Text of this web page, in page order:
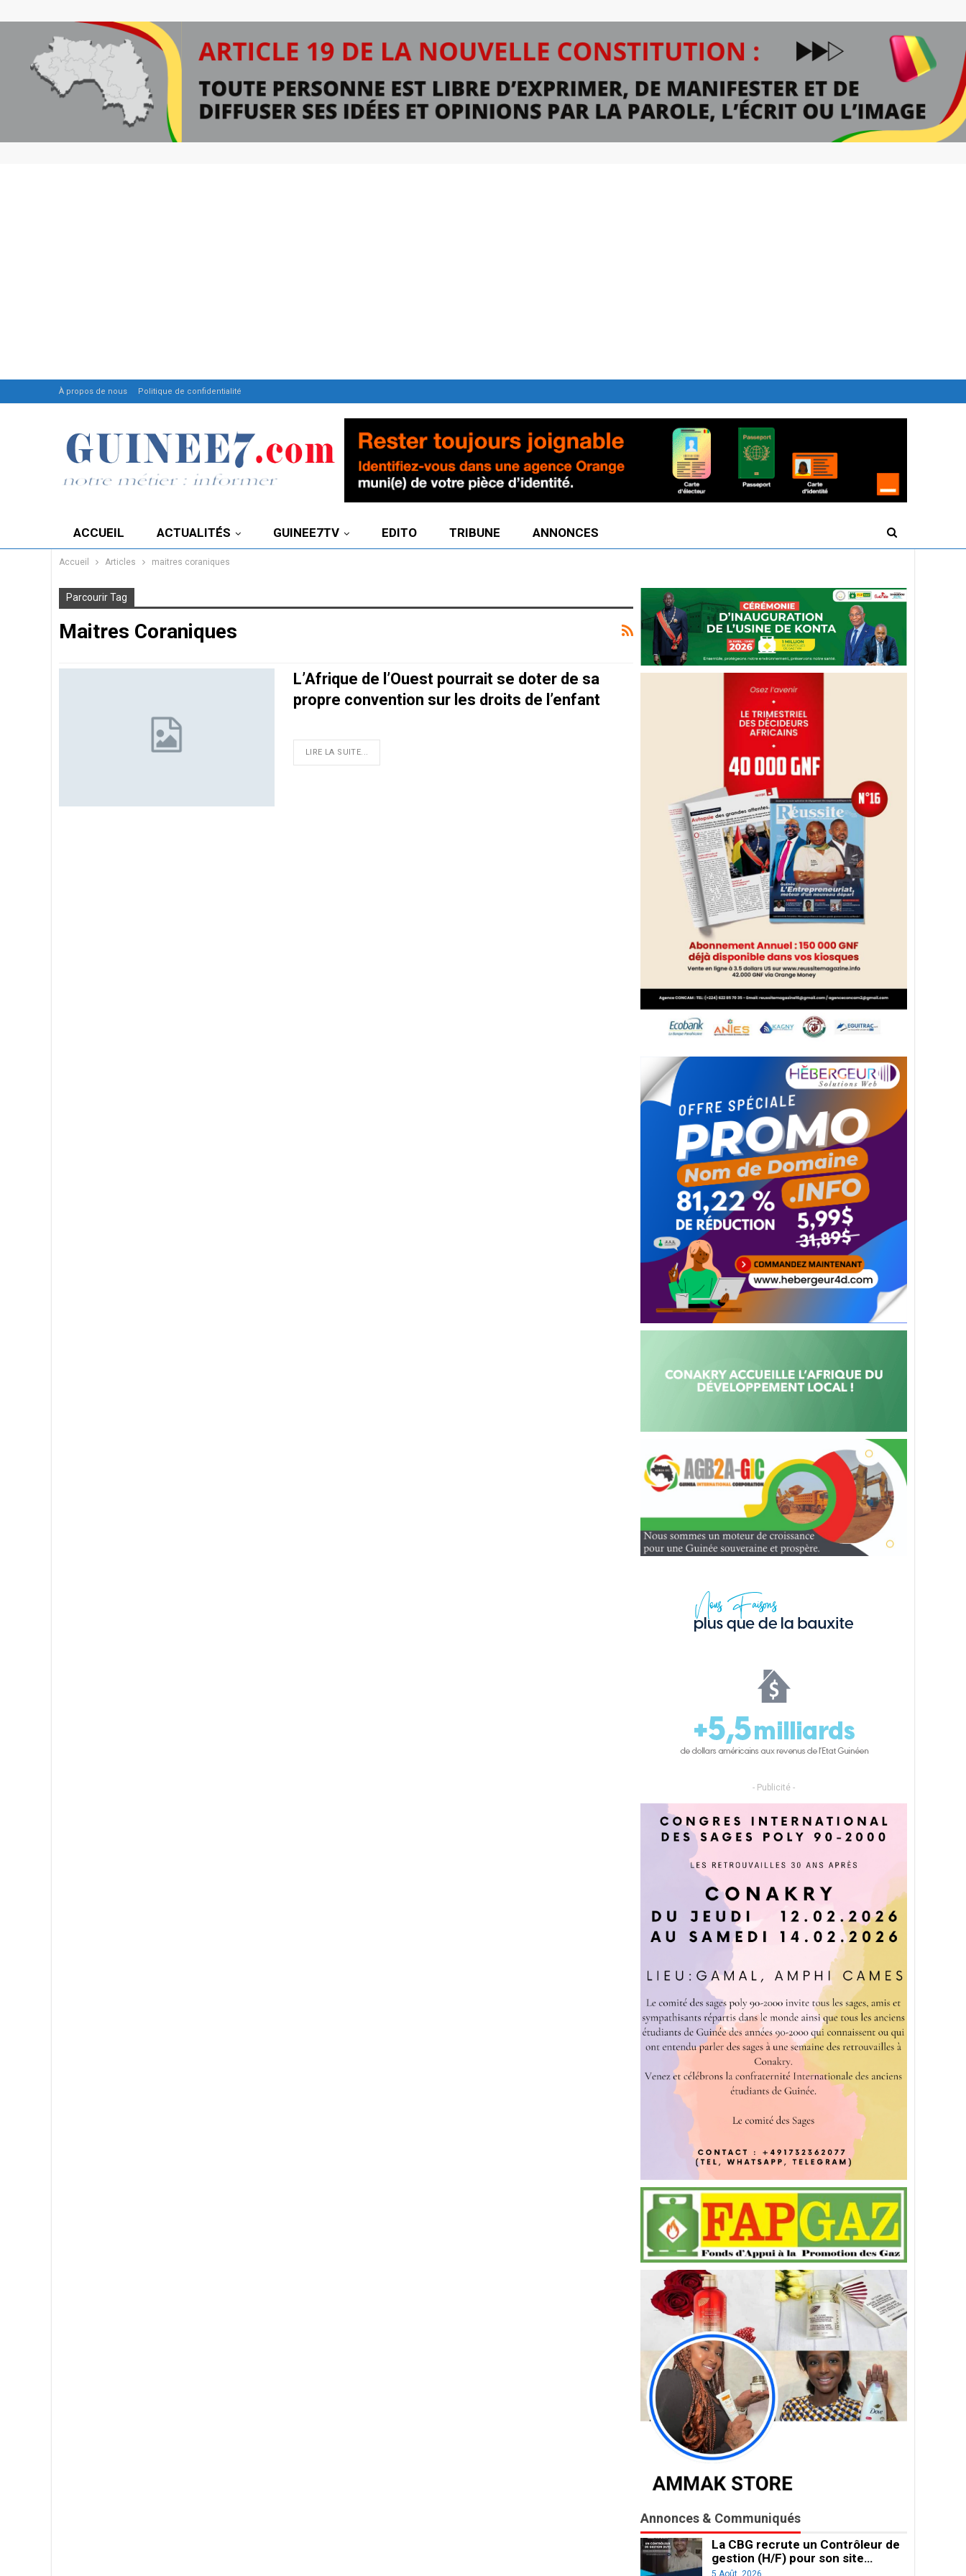
À propos de nous Politique de confidentialité
ACCUEIL ACTUALITÉS GUINEE7TV EDITO TRIBUNE ANNONCES
Accueil Articles maitres coraniques
Parcourir Tag
Maitres Coraniques
L’Afrique de l’Ouest pourrait se doter de sa
propre convention sur les droits de l’enfant
LIRE LA SUITE...
- Publicité -
Annonces & Communiqués
La CBG recrute un Contrôleur de
gestion (H/F) pour son site…